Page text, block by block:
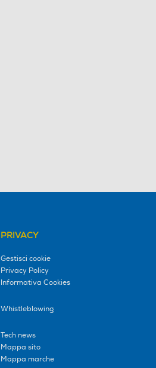
PRIVACY
Gestisci cookie
Privacy Policy
Informativa Cookies
Whistleblowing
Tech news
Mappa sito
Mappa marche